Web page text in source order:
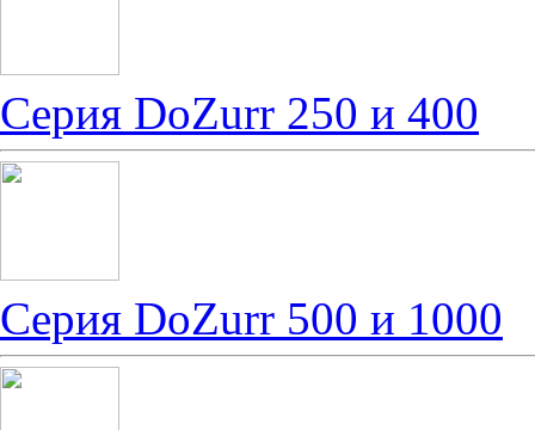
Серия DoZurr 250 и 400
Серия DoZurr 500 и 1000